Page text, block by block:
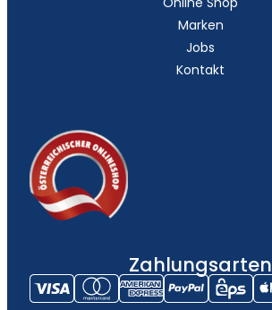
Marken
Jobs
Kontakt
Zahlungsarten